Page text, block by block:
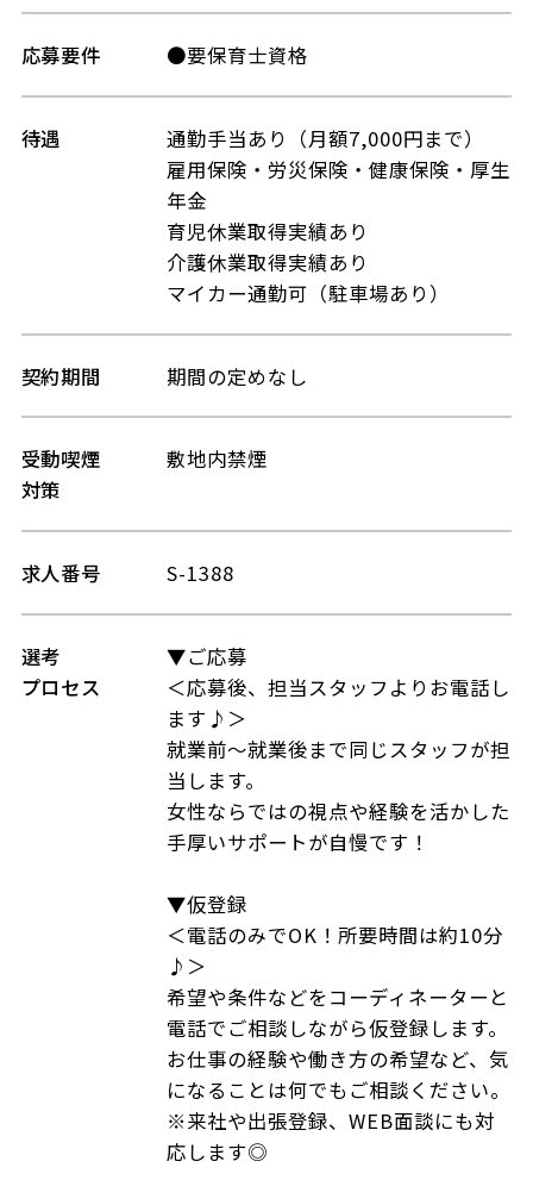
応募要件 ●要保育士資格
待遇
通勤手当あり（月額7,000円まで）
雇用保険・労災保険・健康保険・厚生
年金
育児休業取得実績あり
介護休業取得実績あり
マイカー通勤可（駐車場あり）
契約期間 期間の定めなし
受動喫煙
対策
敷地内禁煙
求人番号 S-1388
選考
プロセス
▼ご応募
＜応募後、担当スタッフよりお電話し
ます♪＞
就業前～就業後まで同じスタッフが担
当します。
女性ならではの視点や経験を活かした
手厚いサポートが自慢です！
▼仮登録
＜電話のみでOK！所要時間は約10分
♪＞
希望や条件などをコーディネーターと
電話でご相談しながら仮登録します。
お仕事の経験や働き方の希望など、気
になることは何でもご相談ください。
※来社や出張登録、WEB面談にも対
応します◎